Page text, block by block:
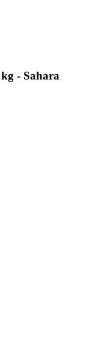
- Sahara